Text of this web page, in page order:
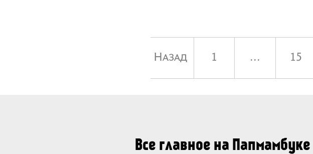
Назад 1 ... 15
Все главное на Папмамбуке